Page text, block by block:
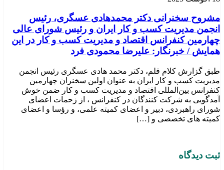
مشروح سخنرانی دکتر محمدهادی عسگری، رئیس
انجمن مدیریت کسب و کار ایران و رئیس شورای عالی
چهارمین کنفرانس اقتصاد و مدیریت کسب و کار در این
همایش / خبرنگار: علیرضا محمودی فرد
طبق گزارش کلام قلم، دکتر محمد هادی عسگری رئیس انجمن
مدیریت کسب و کار ایران به عنوان اولین سخنران چهارمین
کنفرانس بین‌المللی اقتصاد و مدیریت کسب و کار ضمن خوش
آمدگویی به شرکت کنندگان در کنفرانس ، از زحمات اعضای
شورای راهبردی، دبیر و اعضای کمیته علمی، و رؤسا و اعضای
کمیته های تخصصی و […]
ثبت دیدگاه